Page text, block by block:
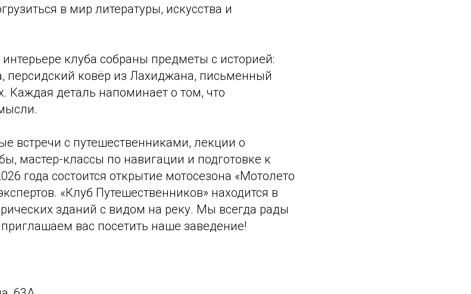
в мир литературы, искусства и
клуба собраны предметы с историей:
персидский ковёр из Лахиджана, письменный
Каждая деталь напоминает о том, что
встречи с путешественниками, лекции о
мастер-классы по навигации и подготовке к
года состоится открытие мотосезона «Мотолето
«Клуб Путешественников» находится в
зданий с видом на реку. Мы всегда рады
вас посетить наше заведение!